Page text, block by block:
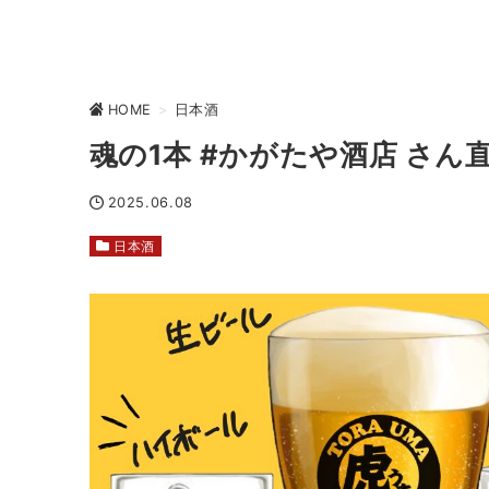
HOME > 日本酒
魂の1本 #かがたや酒店 さん
2025.06.08
日本酒